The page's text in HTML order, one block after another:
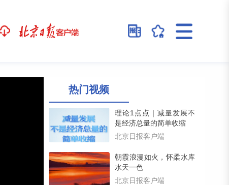
热门视频
理论1点点｜减量发展不
是经济总量的简单收缩
北京日报客户端
朝霞浪漫如火，怀柔水库
水天一色
北京日报客户端